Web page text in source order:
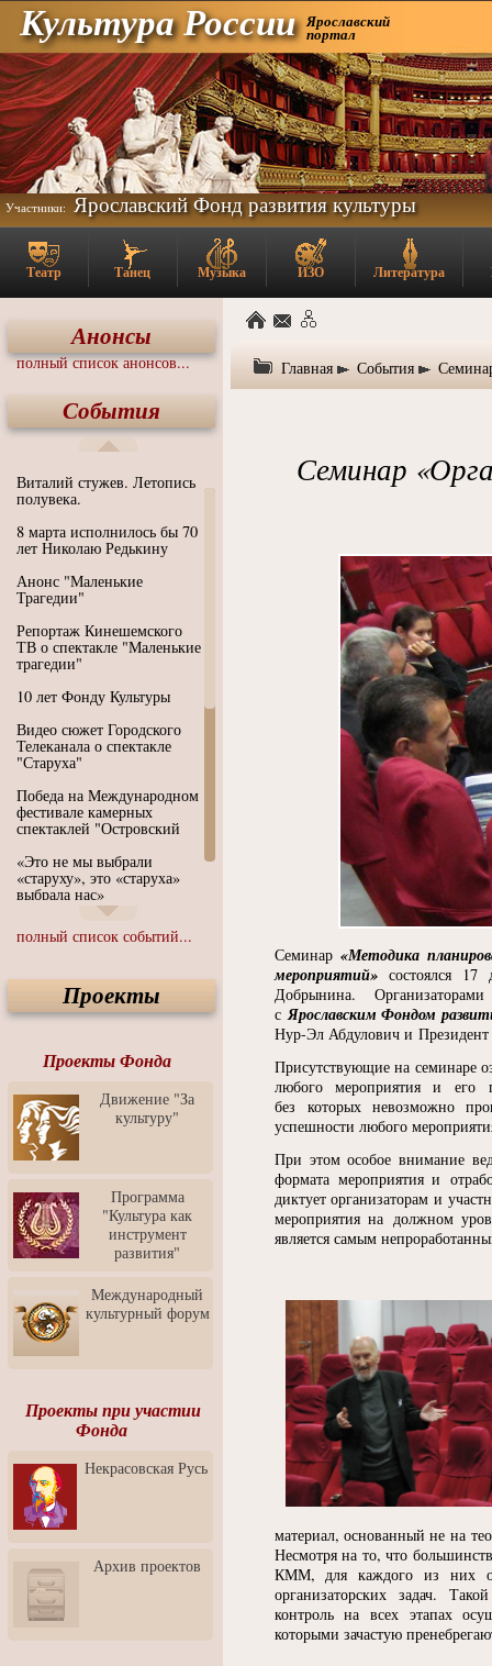
Культура России Ярославский
портал
Участники: Ярославский Фонд развития культуры
Театр Танец Музыка ИЗО Литература
Анонсы
полный список анонсов...
События
Виталий стужев. Летопись
полувека.
8 марта исполнилось бы 70
лет Николаю Редькину
Анонс "Маленькие
Трагедии"
Репортаж Кинешемского
ТВ о спектакле "Маленькие
трагедии"
10 лет Фонду Культуры
Видео сюжет Городского
Телеканала о спектакле
"Старуха"
Победа на Международном
фестивале камерных
спектаклей "Островский
«Это не мы выбрали
«старуху», это «старуха»
выбрала нас»
Иммерсивный спектакль
"Язык чистого полета
Спектакль "Крик" в Музее
Современного Искусства
современного искусства от
Медиа-школа "ФОКУС"
Моноспектакль
"Вертинский. Исповедь
Барона"
"Притяжение" в центре
ЛЕКСУС - ЯРОСЛАВЛЬ
Презентация выставки
Зураба Церетели
Пресс-конференция к
открытию выставки Зураба
Церетели
Фестиваль уличной
Отчётный концерт детского
театра танца "Задоринка"
Профессионалов - Эпизод
3: Обусловленности
человека и их влияние на
карьеру
скульптором Дмитрием
Тугариновым
АртБульвар в День города
полный список событий...
Проекты
Проекты Фонда
Движение "За
культуру"
Программа
"Культура как
инструмент
развития"
Международный
культурный форум
Проекты при участии
Фонда
Некрасовская Русь
Архив проектов
Главная События
Семинар
Семинар«Методика
мероприятий» состоялся
Добрынина.
сЯрославским Фондом
Нур-Эл Абдулович и
Присутствующие на семинаре
любого мероприятия и его
без которых невозможно
успешности любого
При этом особое внимание
формата мероприятия и
диктует организаторам и
мероприятия на должном
является самым
материал, основанный не на
Несмотря на то, что
КММ, для каждого из них
организаторских задач.
контроль на всех этапах
которыми зачастую